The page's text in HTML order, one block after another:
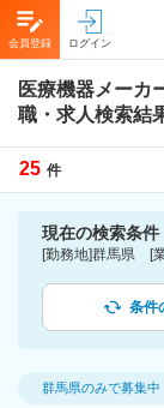
会員登録 ログイン
医療機器メーカ
職・求人検索結
25 件
現在の検索条件
条件
群馬県のみで募集中